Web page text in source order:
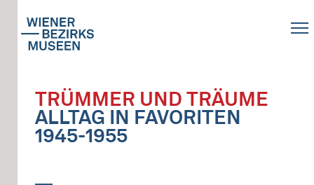
TRÜMMER UND TRÄUME
ALLTAG IN FAVORITEN
1945-1955